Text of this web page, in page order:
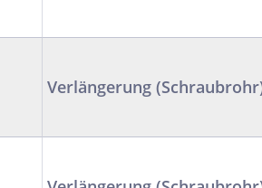
Verlängerung